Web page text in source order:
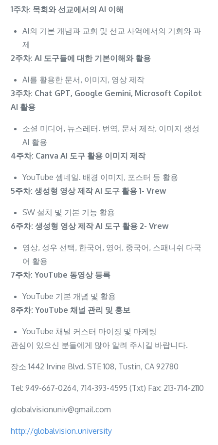
1주차: 목회와 선교에서의 AI 이해
AI의 기본 개념과 교회 및 선교 사역에서의 기회와 과
제
2주차:AI 도구들에 대한 기본이해와 활용
AI를 활용한 문서, 이미지, 영상 제작
3주차: Chat GPT, Google Gemini, Microsoft Copilot
AI 활용
소셜 미디어, 뉴스레터. 번역, 문서 제작, 이미지 생성
AI 활용
4주차: Canva AI 도구 활용 이미지 제작
YouTube 셈네일. 배경 이미지, 포스터 등 활용
5주차:생성형 영상 제작AI 도구 활용 1-Vrew
SW 설치 및 기본 기능 활용
6주차:생성형 영상 제작AI 도구 활용 2-Vrew
영상, 성우 선택, 한국어, 영어, 중국어, 스패니쉬 다국
어 활용
7주차:YouTube 동영상 등록
YouTube 기본 개념 및 활용
8주차:YouTube채널 관리 및 홍보
YouTube 채널 커스터 마이징 및 마케팅
관심이 있으신 분들에게 많아 알려 주시길 바랍니다.
장소 1442 Irvine Blvd. STE 108, Tustin, CA 92780
Tel: 949-667-0264, 714-393-4595 (Txt) Fax: 213-714-2110
globalvisionuniv@gmail.com
http://globalvision.university